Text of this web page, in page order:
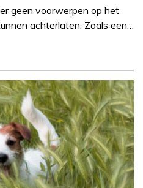
geen voorwerpen op het
achterlaten. Zoals een…